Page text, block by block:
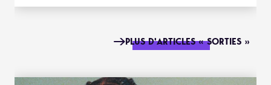
PLUS D'ARTICLES « SORTIES »